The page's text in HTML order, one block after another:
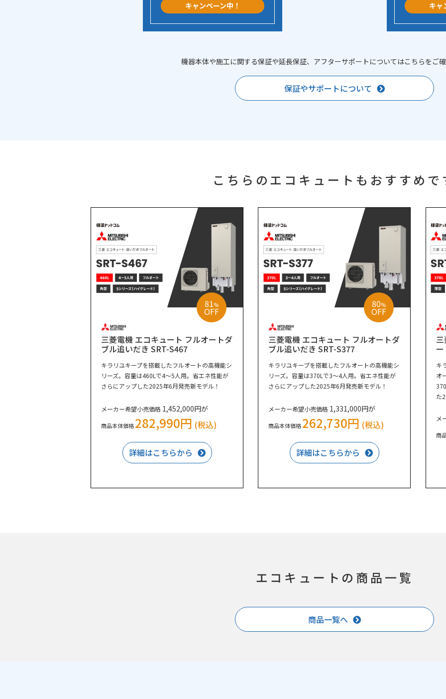
キャンペーン中！
キャ
機器本体や施工に関する保証や延長保証、アフターサポートについてはこちらをご確
保証やサポートについて
こちらのエコキュートもおすすめで
81%
OFF
三菱電機 エコキュート フルオートダ
ブル追いだき SRT-S467
キラリユキープを搭載したフルオートの高機能シ
リーズ。容量は460Lで4～5人用。省エネ性能が
さらにアップした2025年6月発売新モデル！
メーカー希望小売価格 1,452,000円が
商品本体価格282,990円 (税込)
詳細はこちらから
80%
OFF
三菱電機 エコキュート フルオートダ
ブル追いだき SRT-S377
キラリユキープを搭載したフルオートの高機能シ
リーズ。容量は370Lで3～4人用。省エネ性能が
さらにアップした2025年6月発売新モデル！
メーカー希望小売価格 1,331,000円が
商品本体価格262,730円 (税込)
詳細はこちらから
キ
オ
た
メ
商
エコキュートの商品一覧
商品一覧へ